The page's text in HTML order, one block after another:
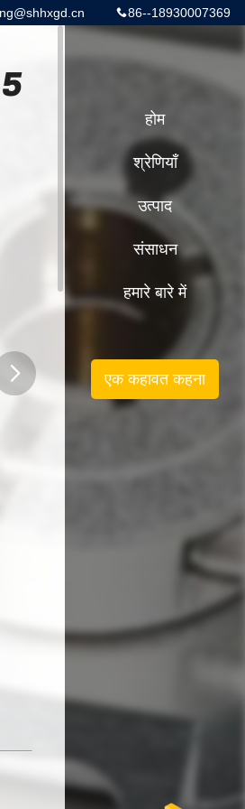
86--18930007369
होम
श्रेणियाँ
उत्पाद
संसाधन
हमारे बारे में
एक कहावत कहना